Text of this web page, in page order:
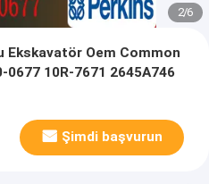
2/6
Ekskavatör Oem Common
0677 10R-7671 2645A746
Şimdi başvurun